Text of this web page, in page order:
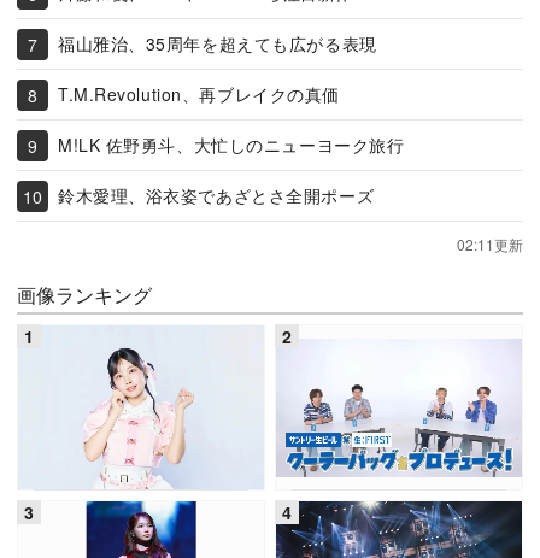
福山雅治、35周年を超えても広がる表現
T.M.Revolution、再ブレイクの真価
M!LK 佐野勇斗、大忙しのニューヨーク旅行
鈴木愛理、浴衣姿であざとさ全開ポーズ
02:11更新
画像ランキング